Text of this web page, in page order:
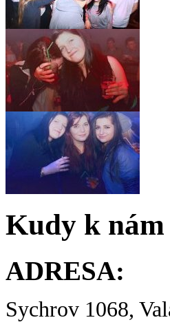
Kudy k nám
ADRESA:
Sychrov 1068,